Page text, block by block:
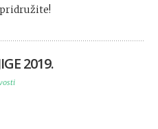
2019.